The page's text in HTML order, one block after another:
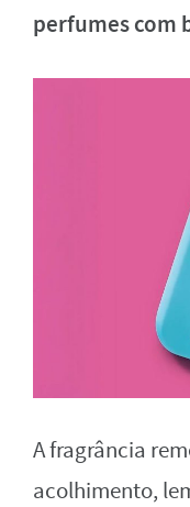
perfumes com
A fragrância
acolhimento,